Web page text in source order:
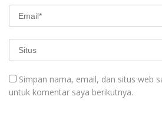
Simpan nama, email, dan situs web
untuk komentar saya berikutnya.